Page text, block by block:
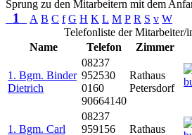
Sprung zu den Mitarbeitern mit dem
1 A B C f G H K L M P R S v W
Telefonliste der Mitarbeiter/
Name
Telefon Zimmer
1. Bgm. Binder
Dietrich
08237
952530
0160
90664140
Rathaus
Petersdorf
1. Bgm. Carl
08237
959156
Rathaus